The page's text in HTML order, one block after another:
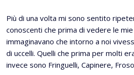
Più di una volta mi sono sentito
conoscenti che prima di vedere le
immaginavano che intorno a noi
di uccelli. Quelli che prima per molti
invece sono Fringuelli, Capinere,